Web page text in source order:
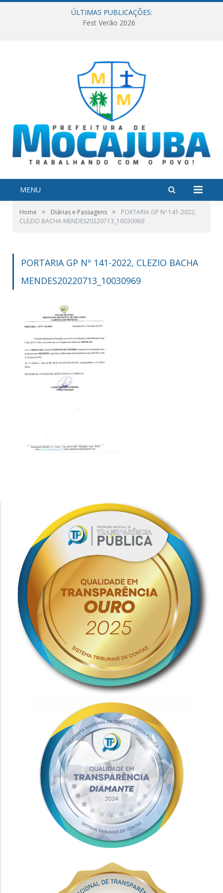
ÚLTIMAS PUBLICAÇÕES:
Fest Verão 2026
MENU
Home » Diárias e Passagens »
PORTARIA GP Nº 141-2022,
CLEZIO BACHA MENDES20220713_10030969
PORTARIA GP Nº 141-2022, CLEZIO BACHA
MENDES20220713_10030969